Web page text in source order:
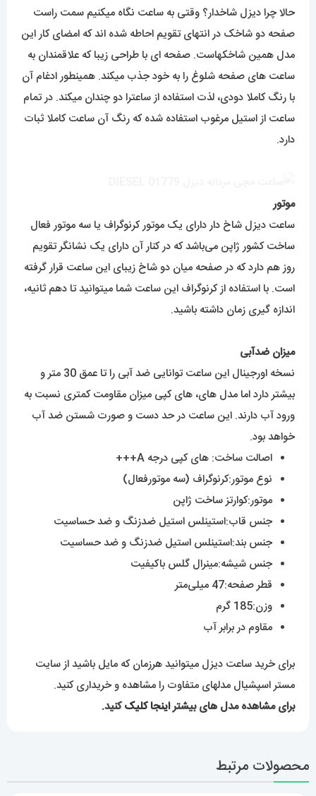
حالا چرا دیزل شاخدار؟ وقتی به ساعت نگاه میکنیم سمت راست
صفحه دو شاخک در انتهای تقویم احاطه شده اند که امضای کار این
مدل همین شاخکهاست. صفحه ای با طراحی زیبا که علاقمندان به
ساعت های صفحه شلوغ را به خود جذب میکند. همینطور ادغام آن
با رنگ کاملا دودی، لذت استفاده از ساعترا دو چندان میکند. در تمام
ساعت از استیل مرغوب استفاده شده که رنگ آن ساعت کاملا ثبات
دارد.
موتور
ساعت دیزل شاخ دار دارای یک موتور کرنوگراف یا سه موتور فعال
ساخت کشور ژاپن می‌باشد که در کنار آن دارای یک نشانگر تقویم
روز هم دارد که در صفحه میان دو شاخ زیبای این ساعت قرار گرفته
است. با استفاده از کرنوگراف این ساعت شما میتوانید تا دهم ثانیه،
اندازه گیری زمان داشته باشید.
میزان ضدآبی
نسخه اورجینال این ساعت توانایی ضد آبی را تا عمق 30 متر و
بیشتر دارد اما مدل های، های کپی میزان مقاومت کمتری نسبت به
ورود آب دارند. این ساعت در حد دست و صورت شستن ضد آب
خواهد بود.
اصالت ساخت: های کپی درجه A+++
نوع موتور:کرنوگراف (سه موتورفعال)
موتور:کوارتز ساخت ژاپن
جنس قاب:استینلس استیل ضدزنگ و ضد حساسیت
جنس بند:استینلس استیل ضدزنگ و ضد حساسیت
جنس شیشه:مینرال گلس باکیفیت
قطر صفحه:47 میلی‌متر
وزن:185 گرم
مقاوم در برابر آب
برای خرید ساعت دیزل میتوانید هرزمان که مایل باشید از سایت
مستر اسپشیال مدلهای متفاوت را مشاهده و خریداری کنید.
برای مشاهده مدل های بیشتراینجا کلیککنید.
محصولات مرتبط